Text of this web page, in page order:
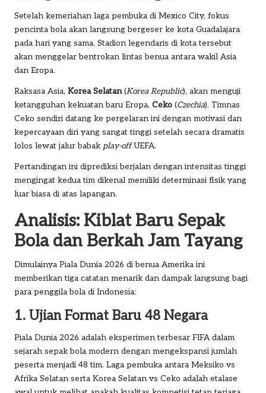
Setelah kemeriahan laga pembuka di Mexico City, fokus
pencinta bola akan langsung bergeser ke kota Guadalajara
pada hari yang sama. Stadion legendaris di kota tersebut
akan menggelar bentrokan lintas benua antara wakil Asia
dan Eropa.
Raksasa Asia, Korea Selatan(Korea Republic), akan menguji
ketangguhan kekuatan baru Eropa, Ceko (Czechia). Timnas
Ceko sendiri datang ke pergelaran ini dengan motivasi dan
kepercayaan diri yang sangat tinggi setelah secara dramatis
lolos lewat jalur babak play-offUEFA.
Pertandingan ini diprediksi berjalan dengan intensitas tinggi
mengingat kedua tim dikenal memiliki determinasi fisik yang
luar biasa di atas lapangan.
Analisis: Kiblat Baru Sepak
Bola dan Berkah Jam Tayang
Dimulainya Piala Dunia 2026 di benua Amerika ini
memberikan tiga catatan menarik dan dampak langsung bagi
para penggila bola di Indonesia:
1. Ujian Format Baru 48 Negara
Piala Dunia 2026 adalah eksperimen terbesar FIFA dalam
sejarah sepak bola modern dengan mengekspansi jumlah
peserta menjadi 48 tim. Laga pembuka antara Meksiko vs
Afrika Selatan serta Korea Selatan vs Ceko adalah etalase